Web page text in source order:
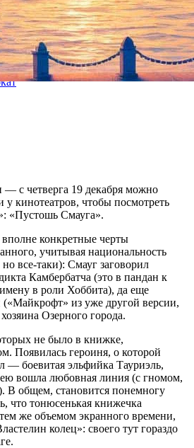
-15 января 2014, среда
— с четверга 19 декабря можно
у кинотеатров, чтобы посмотреть
«Пустошь Смауга».
конкретные черты
учитывая национальность
все-таки): Смауг заговорил
Камбербатча (это в пандан к
в роли Хоббита), да еще
из уже другой версии,
Озерного города.
не было в книжке,
Появилась героиня, о которой
— боевитая эльфийка Тауриэль,
вошла любовная линия (с гномом,
В общем, становится понемногу
что тонюсенькая книжечка
же объемом экранного времени,
колец»: своего тут гораздо